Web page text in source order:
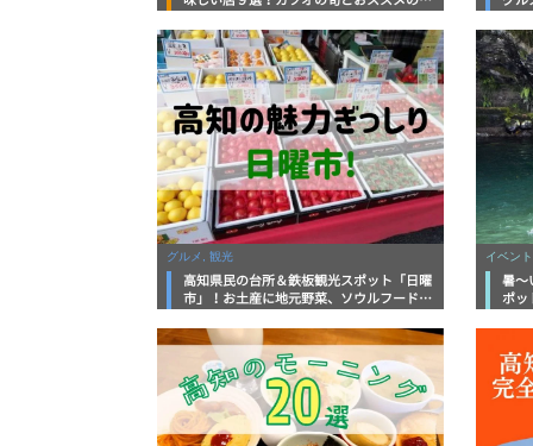
グルメ, 観光
高知県民の台所＆鉄板観光スポット「日曜
市」！お土産に地元野菜、ソウルフードま
底解説！
イベン
暑～
ポッ